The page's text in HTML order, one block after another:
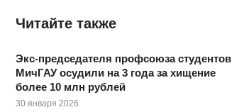
Читайте также
Экс-председателя профсоюза студентов
МичГАУ осудили на 3 года за хищение
более 10 млн рублей
30 января 2026